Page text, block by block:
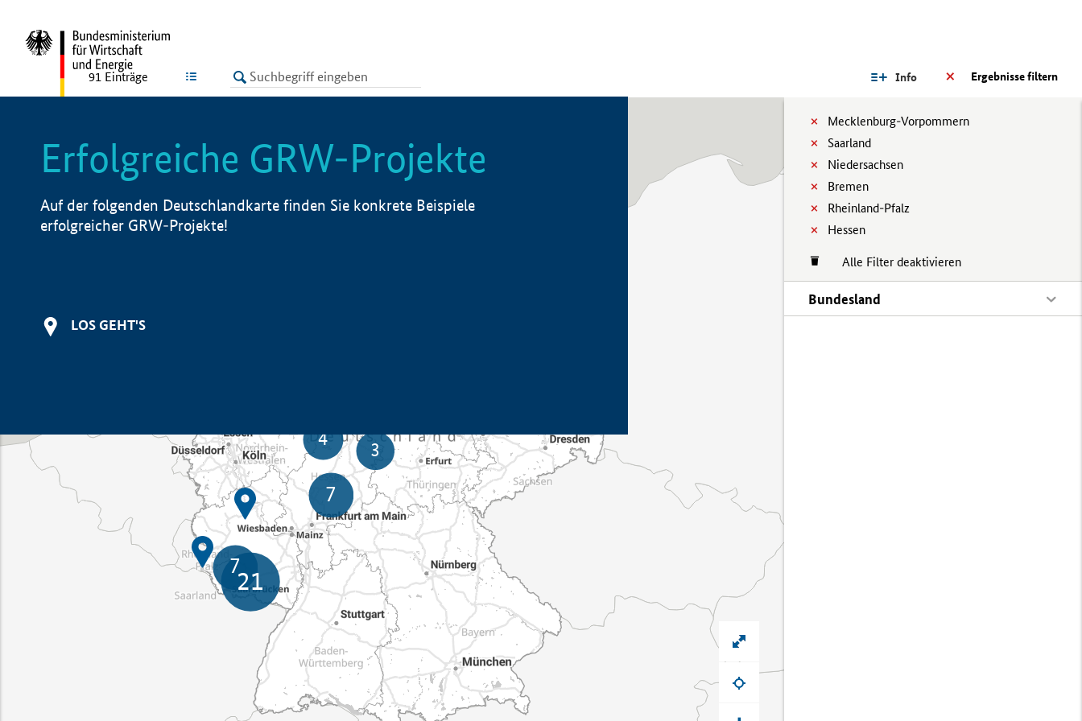
LISTE Ergebnisse filtern
Info
Mecklenburg-Vorpommern
Saarland
Niedersachsen
Bremen
Rheinland-Pfalz
Hessen
Alle Filter deaktivieren
Bundesland
91 Einträge
Erfolgreiche GRW-Projekte
Auf der folgenden Deutschlandkarte finden Sie konkrete Beispiele
erfolgreicher GRW-Projekte!
LOS GEHT'S